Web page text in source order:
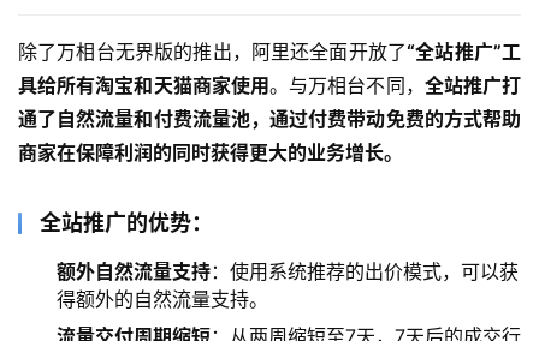
除了万相台无界版的推出，阿里还全面开放了“全站推广”工
具给所有淘宝和天猫商家使用。与万相台不同， 全站推广打
通了自然流量和付费流量池，通过付费带动免费的方式帮助
商家在保障利润的同时获得更大的业务增长。
全站推广的优势：
额外自然流量支持：使用系统推荐的出价模式，可以获
得额外的自然流量支持。